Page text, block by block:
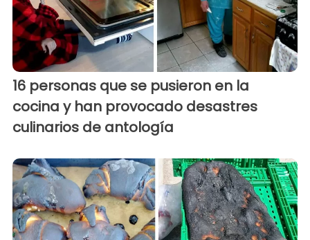
16 personas que se pusieron en la
cocina y han provocado desastres
culinarios de antología